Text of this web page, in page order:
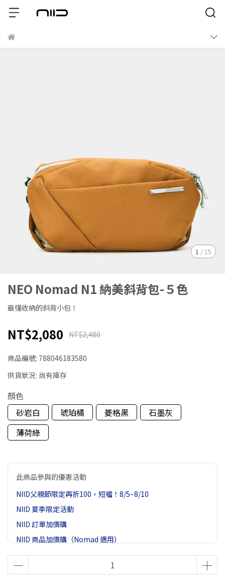
1 / 15
NEO Nomad N1 納美斜背包-５色
最懂收納的斜背小包！
NT$2,080 NT$2,480
商品編號: 788046183580
供貨狀況: 尚有庫存
顏色
砂岩白
琥珀橘 菱格黑
石墨灰
薄荷綠
此商品參與的優惠活動
NIID父親節限定再折100，短檔！8/5~8/10
NIID 夏季限定活動
NIID 訂單加價購
NIID 商品加價購（Nomad 適用）
EC滿2500贈登山扣